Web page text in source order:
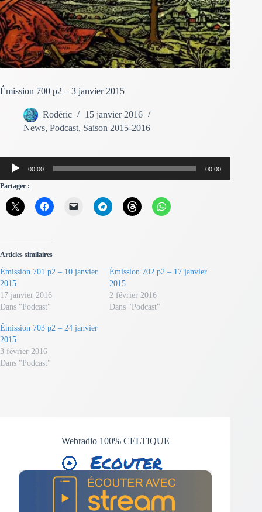
Émission 700 p2 – 3 janvier 2015
Rodéric
15 janvier 2016
News, Podcast, Saison 2015-2016
Lecteur
audio
00:00 00:00
Partager :
Articles similaires
Émission 701 p2 – 10 janvier
2015
17 janvier 2016
Dans "Podcast"
Émission 702 p2 – 17 janvier
2015
2 février 2016
Dans "Podcast"
Émission 703 p2 – 24 janvier
2015
3 février 2016
Dans "Podcast"
Webradio 100% CELTIQUE